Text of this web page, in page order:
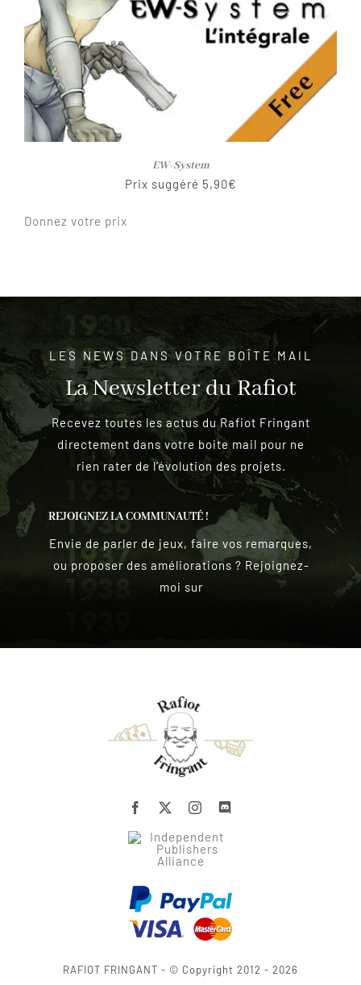
EW-System
Prix suggéré 5,90€
Donnez votre prix
LES NEWS DANS VOTRE BOÎTE MAIL
La Newsletter du Rafiot
Recevez toutes les actus du Rafiot Fringant
directement dans votre boite mail pour ne
rien rater de l’évolution des projets.
REJOIGNEZ LA COMMUNAUTÉ !
Envie de parler de jeux, faire vos remarques,
ou proposer des améliorations ? Rejoignez-
moi sur
RAFIOT FRINGANT - © Copyright 2012 - 2026